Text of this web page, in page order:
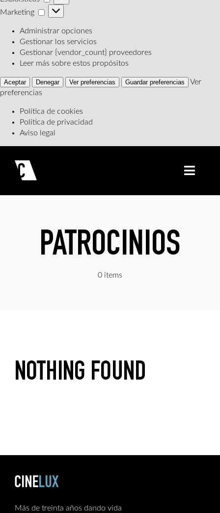
Marketing Marketing
Administrar opciones
Gestionar los servicios
Gestionar {vendor_count} proveedores
Leer más sobre estos propósitos
Aceptar Denegar Ver preferencias Guardar preferencias
Ver
preferencias
Política de cookies
Política de privacidad
Aviso legal
contenido
Toggle
PATROCINIOS
0 items
NOTHING FOUND
Más de treinta años dando vida